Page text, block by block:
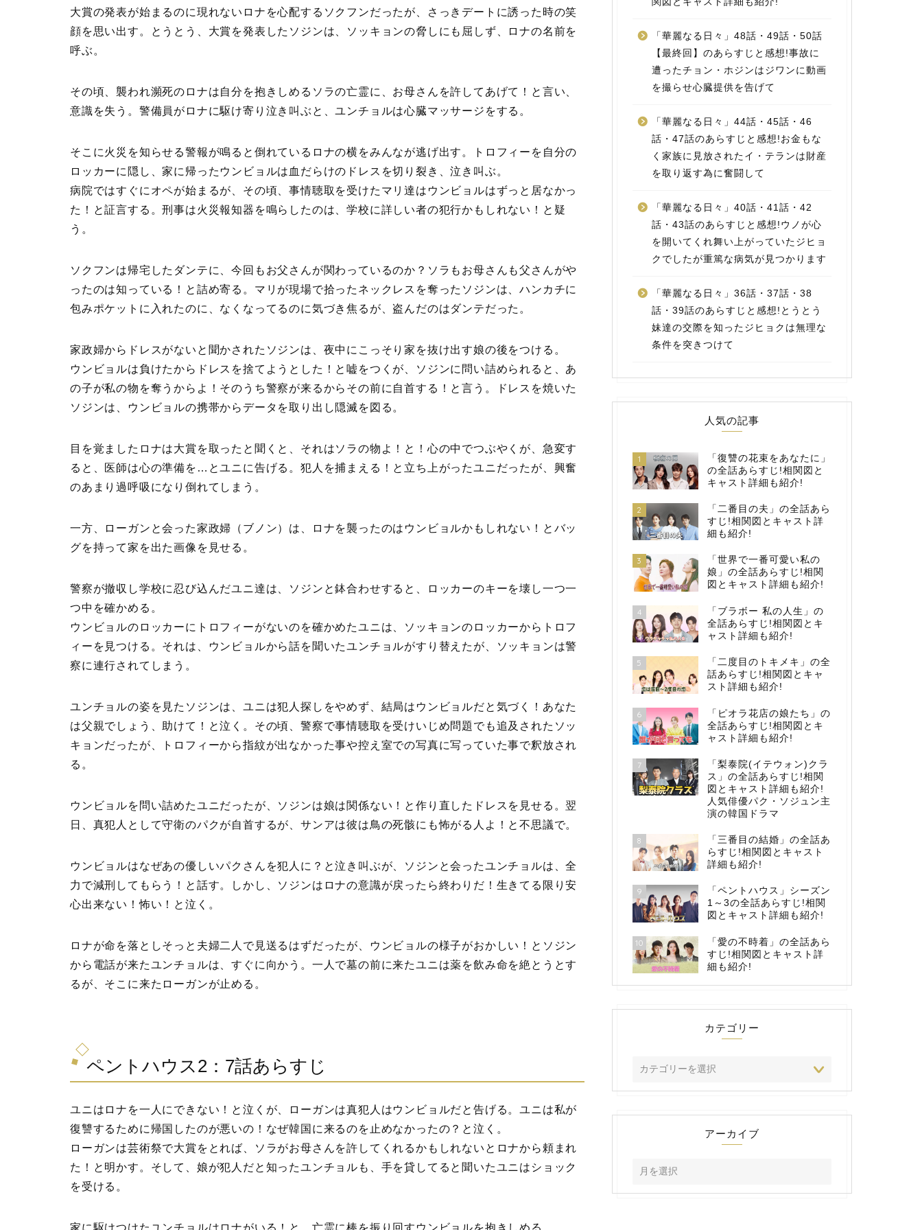
大賞の発表が始まるのに現れないロナを心配するソクフンだったが、さっきデートに誘った時の笑
顔を思い出す。とうとう、大賞を発表したソジンは、ソッキョンの脅しにも屈しず、ロナの名前を
呼ぶ。
その頃、襲われ瀕死のロナは自分を抱きしめるソラの亡霊に、お母さんを許してあげて！と言い、
意識を失う。警備員がロナに駆け寄り泣き叫ぶと、ユンチョルは心臓マッサージをする。
そこに火災を知らせる警報が鳴ると倒れているロナの横をみんなが逃げ出す。トロフィーを自分の
ロッカーに隠し、家に帰ったウンビョルは血だらけのドレスを切り裂き、泣き叫ぶ。
病院ではすぐにオペが始まるが、その頃、事情聴取を受けたマリ達はウンビョルはずっと居なかっ
た！と証言する。刑事は火災報知器を鳴らしたのは、学校に詳しい者の犯行かもしれない！と疑
う。
ソクフンは帰宅したダンテに、今回もお父さんが関わっているのか？ソラもお母さんも父さんがや
ったのは知っている！と詰め寄る。マリが現場で拾ったネックレスを奪ったソジンは、ハンカチに
包みポケットに入れたのに、なくなってるのに気づき焦るが、盗んだのはダンテだった。
家政婦からドレスがないと聞かされたソジンは、夜中にこっそり家を抜け出す娘の後をつける。
ウンビョルは負けたからドレスを捨てようとした！と嘘をつくが、ソジンに問い詰められると、あ
の子が私の物を奪うからよ！そのうち警察が来るからその前に自首する！と言う。ドレスを焼いた
ソジンは、ウンビョルの携帯からデータを取り出し隠滅を図る。
目を覚ましたロナは大賞を取ったと聞くと、それはソラの物よ！と！心の中でつぶやくが、急変す
ると、医師は心の準備を…とユニに告げる。犯人を捕まえる！と立ち上がったユニだったが、興奮
のあまり過呼吸になり倒れてしまう。
一方、ローガンと会った家政婦（ブノン）は、ロナを襲ったのはウンビョルかもしれない！とバッ
グを持って家を出た画像を見せる。
警察が撤収し学校に忍び込んだユニ達は、ソジンと鉢合わせすると、ロッカーのキーを壊し一つ一
つ中を確かめる。
ウンビョルのロッカーにトロフィーがないのを確かめたユニは、ソッキョンのロッカーからトロフ
ィーを見つける。それは、ウンビョルから話を聞いたユンチョルがすり替えたが、ソッキョンは警
察に連行されてしまう。
ユンチョルの姿を見たソジンは、ユニは犯人探しをやめず、結局はウンビョルだと気づく！あなた
は父親でしょう、助けて！と泣く。その頃、警察で事情聴取を受けいじめ問題でも追及されたソッ
キョンだったが、トロフィーから指紋が出なかった事や控え室での写真に写っていた事で釈放され
る。
ウンビョルを問い詰めたユニだったが、ソジンは娘は関係ない！と作り直したドレスを見せる。翌
日、真犯人として守衛のパクが自首するが、サンアは彼は鳥の死骸にも怖がる人よ！と不思議で。
ウンビョルはなぜあの優しいパクさんを犯人に？と泣き叫ぶが、ソジンと会ったユンチョルは、全
力で減刑してもらう！と話す。しかし、ソジンはロナの意識が戻ったら終わりだ！生きてる限り安
心出来ない！怖い！と泣く。
ロナが命を落としそっと夫婦二人で見送るはずだったが、ウンビョルの様子がおかしい！とソジン
から電話が来たユンチョルは、すぐに向かう。一人で墓の前に来たユニは薬を飲み命を絶とうとす
るが、そこに来たローガンが止める。
ペントハウス2：7話あらすじ
ユニはロナを一人にできない！と泣くが、ローガンは真犯人はウンビョルだと告げる。ユニは私が
復讐するために帰国したのが悪いの！なぜ韓国に来るのを止めなかったの？と泣く。
ローガンは芸術祭で大賞をとれば、ソラがお母さんを許してくれるかもしれないとロナから頼まれ
た！と明かす。そして、娘が犯人だと知ったユンチョルも、手を貸してると聞いたユニはショック
を受ける。
家に駆けつけたユンチョルはロナがいる！と、亡霊に棒を振り回すウンビョルを抱きしめる。
「華麗なる日々」48話・49話・50話
【最終回】のあらすじと感想!事故に
遭ったチョン・ホジンはジワンに動画
を撮らせ心臓提供を告げて
「華麗なる日々」44話・45話・46
話・47話のあらすじと感想!お金もな
く家族に見放されたイ・テランは財産
を取り返す為に奮闘して
「華麗なる日々」40話・41話・42
話・43話のあらすじと感想!ウノが心
を開いてくれ舞い上がっていたジヒョ
クでしたが重篤な病気が見つかります
「華麗なる日々」36話・37話・38
話・39話のあらすじと感想!とうとう
妹達の交際を知ったジヒョクは無理な
条件を突きつけて
人気の記事
1
「復讐の花束をあなたに」
の全話あらすじ!相関図と
キャスト詳細も紹介!
2
「二番目の夫」の全話あら
すじ!相関図とキャスト詳
細も紹介!
3
「世界で一番可愛い私の
娘」の全話あらすじ!相関
図とキャスト詳細も紹介!
4
「ブラボー 私の人生」の
全話あらすじ!相関図とキ
ャスト詳細も紹介!
5
「二度目のトキメキ」の全
話あらすじ!相関図とキャ
スト詳細も紹介!
6
「ピオラ花店の娘たち」の
全話あらすじ!相関図とキ
ャスト詳細も紹介!
7
「梨泰院(イテウォン)クラ
ス」の全話あらすじ!相関
図とキャスト詳細も紹介!
人気俳優パク・ソジュン主
演の韓国ドラマ
8
「三番目の結婚」の全話あ
らすじ!相関図とキャスト
詳細も紹介!
9
「ペントハウス」シーズン
1～3の全話あらすじ!相関
図とキャスト詳細も紹介!
10
「愛の不時着」の全話あら
すじ!相関図とキャスト詳
細も紹介!
カテゴリー
アーカイブ